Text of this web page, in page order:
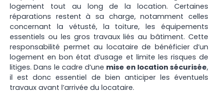
logement tout au long de la location. Certaines
réparations restent à sa charge, notamment celles
concernant la vétusté, la toiture, les équipements
essentiels ou les gros travaux liés au bâtiment. Cette
responsabilité permet au locataire de bénéficier d’un
logement en bon état d’usage et limite les risques de
litiges. Dans le cadre d’une mise en location sécurisée,
il est donc essentiel de bien anticiper les éventuels
travaux avant l’arrivée du locataire.